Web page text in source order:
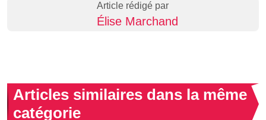
Article rédigé par
Élise Marchand
Articles similaires dans la même
catégorie